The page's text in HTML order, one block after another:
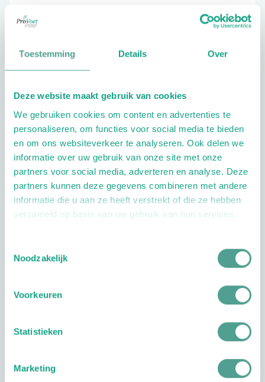
Toestemming Details Over
Deze website maakt gebruik van cookies
We gebruiken cookies om content en advertenties te
personaliseren, om functies voor social media te bieden
en om ons websiteverkeer te analyseren. Ook delen we
informatie over uw gebruik van onze site met onze
partners voor social media, adverteren en analyse. Deze
partners kunnen deze gegevens combineren met andere
informatie die u aan ze heeft verstrekt of die ze hebben
verzameld op basis van uw gebruik van hun services.
Noodzakelijk
Voorkeuren
Statistieken
Marketing
Maximaal 1 jaar
Schrijf ook een review
Aandachtsgebieden
Diabetes Reuma Sport
Openingstijden